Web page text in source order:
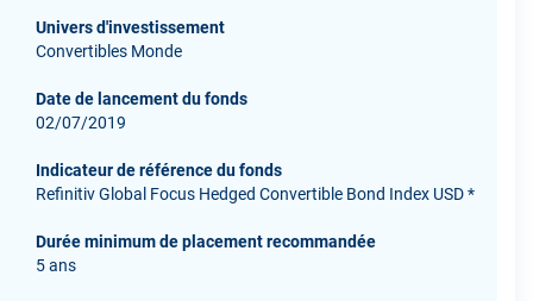
Univers d'investissement
Convertibles Monde
Date de lancement du fonds
02/07/2019
Indicateur de référence du fonds
Refinitiv Global Focus Hedged Convertible Bond Index USD *
Durée minimum de placement recommandée
5 ans